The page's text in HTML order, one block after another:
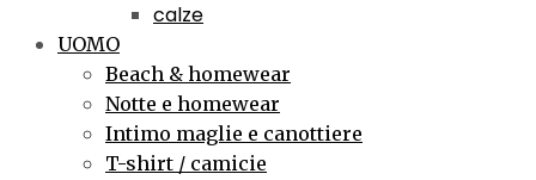
calze
UOMO
Beach & homewear
Notte e homewear
Intimo maglie e canottiere
T-shirt / camicie